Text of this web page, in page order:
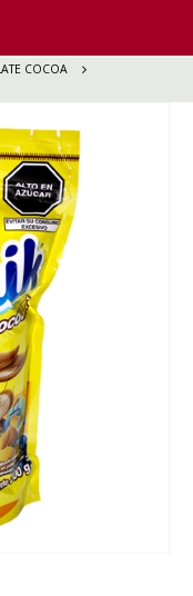
COCOA